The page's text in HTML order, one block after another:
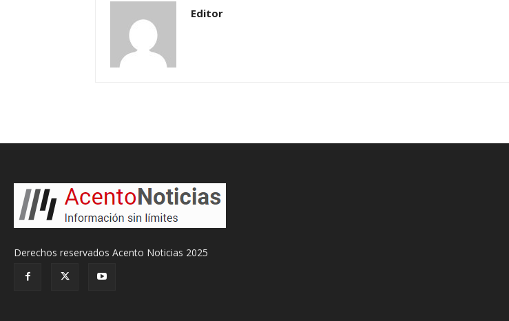
Editor
Derechos reservados Acento Noticias 2025